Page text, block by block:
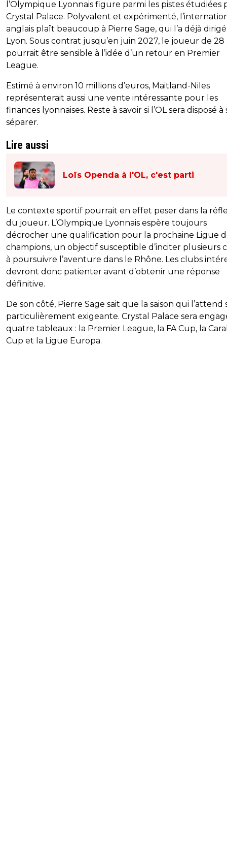
l’Olympique Lyonnais figure parmi les pistes étudiées
Crystal Palace. Polyvalent et expérimenté,
anglais plaît beaucoup à Pierre Sage, qui l’a déjà
Lyon. Sous contrat jusqu’en juin 2027, le joueur de 28
pourrait être sensible à l’idée d’un retour en Premier
League.
Estimé à environ 10 millions d’euros, Maitland-Niles
représenterait aussi une vente intéressante pour les
finances lyonnaises. Reste à savoir si l’OL sera disposé à
séparer.
Lire aussi
Loïs Openda à l'OL, c'est parti
Le contexte sportif pourrait en effet peser dans la
du joueur. L’Olympique Lyonnais espère toujours
décrocher une qualification pour la prochaine Ligue
champions, un objectif susceptible d’inciter plusieurs
à poursuivre l’aventure dans le Rhône. Les clubs
devront donc patienter avant d’obtenir une réponse
définitive.
De son côté, Pierre Sage sait que la saison qui l’attend
particulièrement exigeante. Crystal Palace sera
quatre tableaux : la Premier League, la FA Cup, la
Cup et la Ligue Europa.